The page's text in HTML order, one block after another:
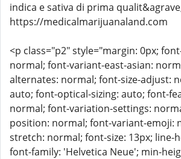
indica e sativa di prima
https://medicalmarijuanaland.com
<p class="p2" style="margin: 0px;
normal; font-variant-east-asian:
alternates: normal; font-size-adjust:
auto; font-optical-sizing: auto; font-
normal; font-variation-settings:
position: normal; font-variant-emoji:
stretch: normal; font-size: 13px; line-
font-family: 'Helvetica Neue'; min-